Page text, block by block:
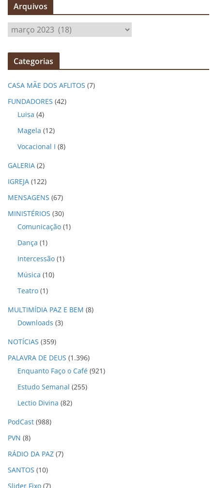
Arquivos
r
q
v
o
Categorias
CASA MÃE DOS AFLITOS (7)
FUNDADORES (42)
Luisa (4)
Magela (12)
Vocacional I (8)
GALERIA (2)
IGREJA (122)
MENSAGENS (67)
MINISTÉRIOS (30)
Comunicação (1)
Dança (1)
Intercessão (1)
Música (10)
Teatro (1)
MULTIMÍDIA PAZ E BEM (8)
Downloads (3)
NOTÍCIAS (359)
PALAVRA DE DEUS (1.396)
Enquanto Faço o Café (921)
Estudo Semanal (255)
Lectio Divina (82)
PodCast (988)
PVN (8)
RÁDIO DA PAZ (7)
SANTOS (10)
Slider Fixo (7)